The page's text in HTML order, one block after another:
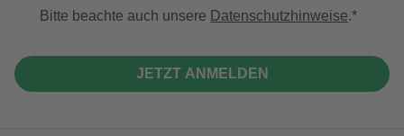
Bitte beachte auch unsere Datenschutzhinweise.
JETZT ANMELDEN